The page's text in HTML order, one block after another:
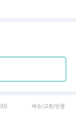
(0) 배송/교환/반품